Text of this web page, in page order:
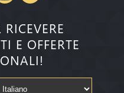
E OFFERTE